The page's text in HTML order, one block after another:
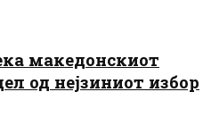
македонскиот
од нејзиниот избор